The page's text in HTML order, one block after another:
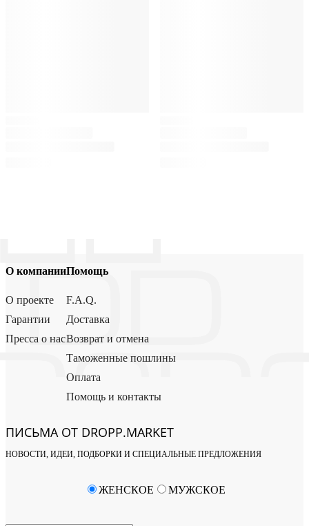
О компании
О проекте
Гарантии
Пресса о нас
Помощь
F.A.Q.
Доставка
Возврат и отмена
Таможенные пошлины
Оплата
Помощь и контакты
ПИСЬМА ОТ DROPP.MARKET
НОВОСТИ, ИДЕИ, ПОДБОРКИ И СПЕЦИАЛЬНЫЕ ПРЕДЛОЖЕНИЯ
ЖЕНСКОЕ МУЖСКОЕ